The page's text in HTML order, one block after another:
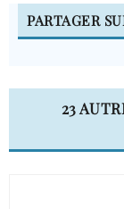
PARTAGER
23